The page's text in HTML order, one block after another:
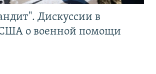
Дискуссии в
США о военной помощи